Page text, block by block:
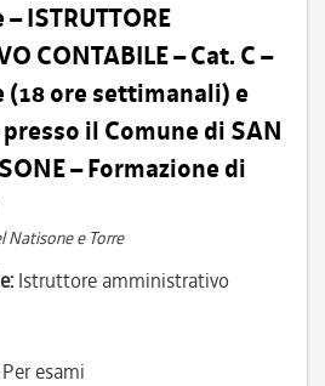
ISTRUTTORE
CONTABILE – Cat. C –
(18 ore settimanali) e
il Comune di SAN
– Formazione di
Natisone e Torre
Istruttore amministrativo
Per esami